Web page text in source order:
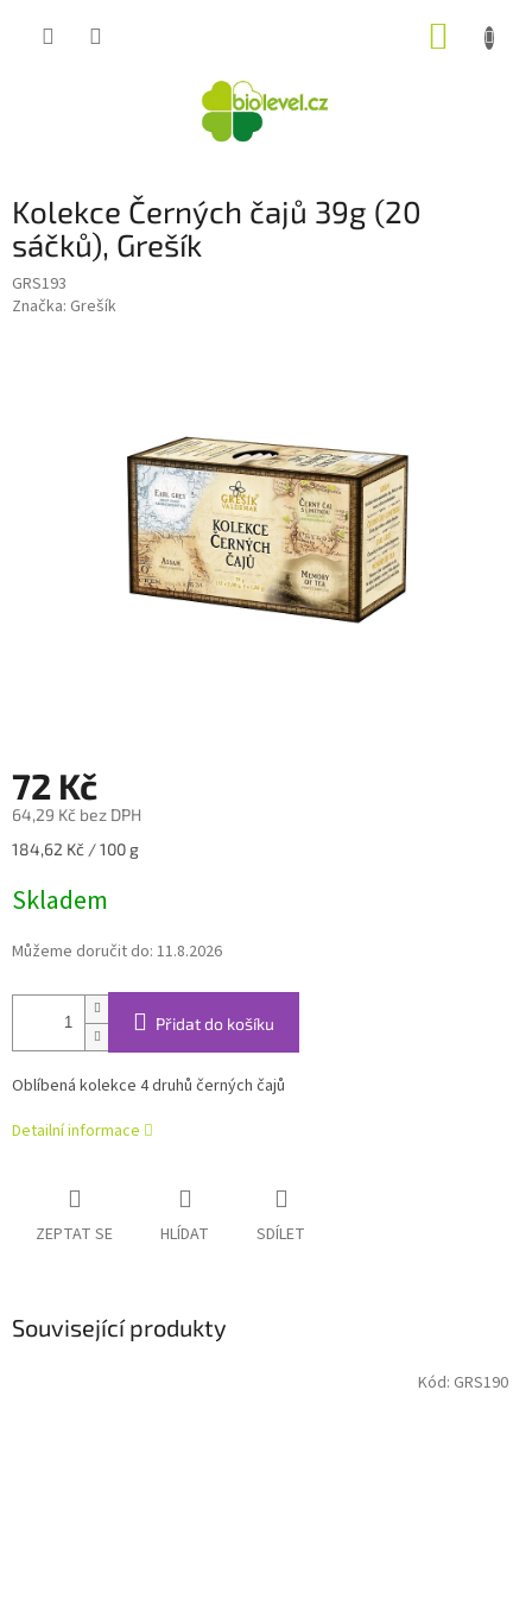
Kolekce Černých čajů 39g (20
sáčků), Grešík
GRS193
Značka: Grešík
72 Kč
64,29 Kč bez DPH
Měrná
184,62 Kč / 100 g
Skladem
Můžeme doručit do: 11.8.2026
Přidat do košíku
Oblíbená kolekce 4 druhů černých čajů
Detailní informace
ZEPTAT SE HLÍDAT SDÍLET
Související produkty
Kód: GRS190